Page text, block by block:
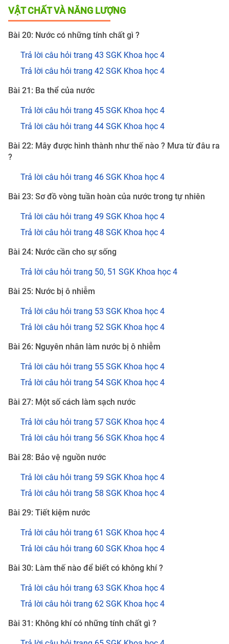
VẬT CHẤT VÀ NĂNG LƯỢNG
Bài 20: Nước có những tính chất gì ?
Trả lời câu hỏi trang 43 SGK Khoa học 4
Trả lời câu hỏi trang 42 SGK Khoa học 4
Bài 21: Ba thể của nước
Trả lời câu hỏi trang 45 SGK Khoa học 4
Trả lời câu hỏi trang 44 SGK Khoa học 4
Bài 22: Mây được hình thành như thế nào ? Mưa từ đâu ra
?
Trả lời câu hỏi trang 46 SGK Khoa học 4
Bài 23: Sơ đồ vòng tuần hoàn của nước trong tự nhiên
Trả lời câu hỏi trang 49 SGK Khoa học 4
Trả lời câu hỏi trang 48 SGK Khoa học 4
Bài 24: Nước cần cho sự sống
Trả lời câu hỏi trang 50, 51 SGK Khoa học 4
Bài 25: Nước bị ô nhiễm
Trả lời câu hỏi trang 53 SGK Khoa học 4
Trả lời câu hỏi trang 52 SGK Khoa học 4
Bài 26: Nguyên nhân làm nước bị ô nhiễm
Trả lời câu hỏi trang 55 SGK Khoa học 4
Trả lời câu hỏi trang 54 SGK Khoa học 4
Bài 27: Một số cách làm sạch nước
Trả lời câu hỏi trang 57 SGK Khoa học 4
Trả lời câu hỏi trang 56 SGK Khoa học 4
Bài 28: Bảo vệ nguồn nước
Trả lời câu hỏi trang 59 SGK Khoa học 4
Trả lời câu hỏi trang 58 SGK Khoa học 4
Bài 29: Tiết kiệm nước
Trả lời câu hỏi trang 61 SGK Khoa học 4
Trả lời câu hỏi trang 60 SGK Khoa học 4
Bài 30: Làm thế nào để biết có không khí ?
Trả lời câu hỏi trang 63 SGK Khoa học 4
Trả lời câu hỏi trang 62 SGK Khoa học 4
Bài 31: Không khí có những tính chất gì ?